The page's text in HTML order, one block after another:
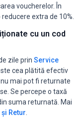
voucherelor. În
extra de 10%.
cu un cod
zile prin Service
cea plătită efectiv
mai pot fi returnate
Se percepe o taxă
suma returnată. Mai
Retur